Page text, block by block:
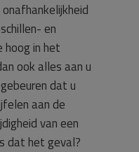
en
hoog in het
ook alles aan u
dat u
aan de
van een
dat het geval?